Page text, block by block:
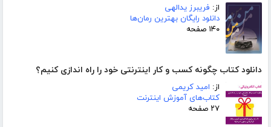
از: فریبرز یدالهی
دانلود رایگان بهترین رمان‌ها
۱۴۰ صفحه
دانلود کتاب چگونه کسب و کار اینترنتی خود را راه اندازی کنیم؟
از: امید کریمی
کتاب‌های آموزش اینترنت
۲۷ صفحه